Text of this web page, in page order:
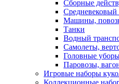
Сборные
Средневековый
Машины,
Танки
Водный
Самолеты,
Головные
Паровозы,
Игровые наборы
Коллекционные